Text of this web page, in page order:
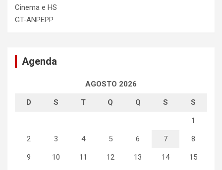
Cinema e HS
GT-ANPEPP
Agenda
AGOSTO 2026
D S T Q Q S S
1
2 3 4 5 6 7 8
9 10 11 12 13 14 15